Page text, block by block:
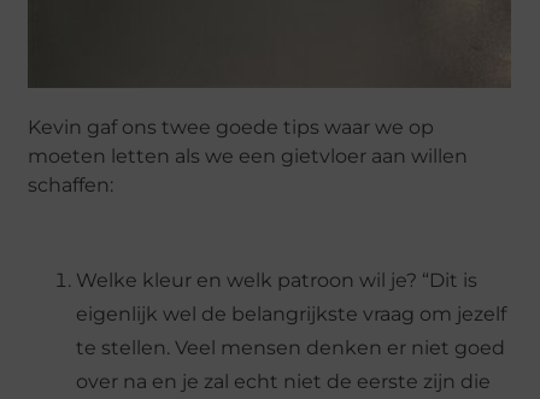
Kevin gaf ons twee goede tips waar we op
moeten letten als we een gietvloer aan willen
schaffen:
Welke kleur en welk patroon wil je? “Dit is
eigenlijk wel de belangrijkste vraag om jezelf
te stellen. Veel mensen denken er niet goed
over na en je zal echt niet de eerste zijn die